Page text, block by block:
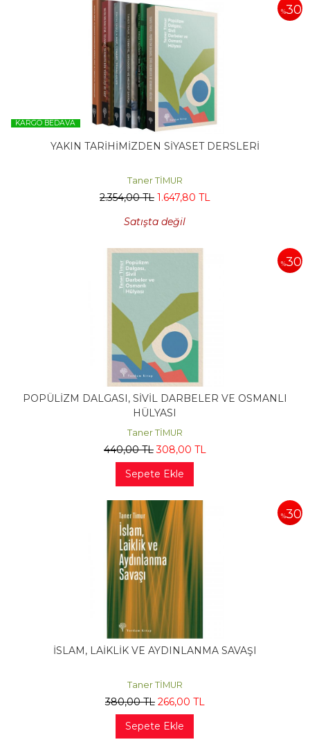
%30
KARGO BEDAVA
YAKIN TARİHİMİZDEN SİYASET DERSLERİ
Taner TİMUR
2.354,00TL 1.647,80 TL
Satışta değil
%30
POPÜLİZM DALGASI, SİVİL DARBELER VE OSMANLI
HÜLYASI
Taner TİMUR
440,00TL 308,00 TL
Sepete Ekle
%30
İSLAM, LAİKLİK VE AYDINLANMA SAVAŞI
Taner TİMUR
380,00TL 266,00 TL
Sepete Ekle